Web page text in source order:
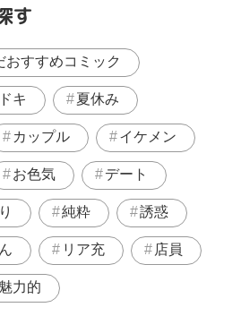
す
すすめコミック
キ 夏休み
カップル イケメン
お色気 デート
純粋 誘惑
リア充 店員
魅力的